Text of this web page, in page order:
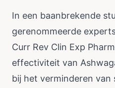
In een baanbrekende
gerenommeerde
Curr Rev Clin Exp
effectiviteit van
bij het verminderen van